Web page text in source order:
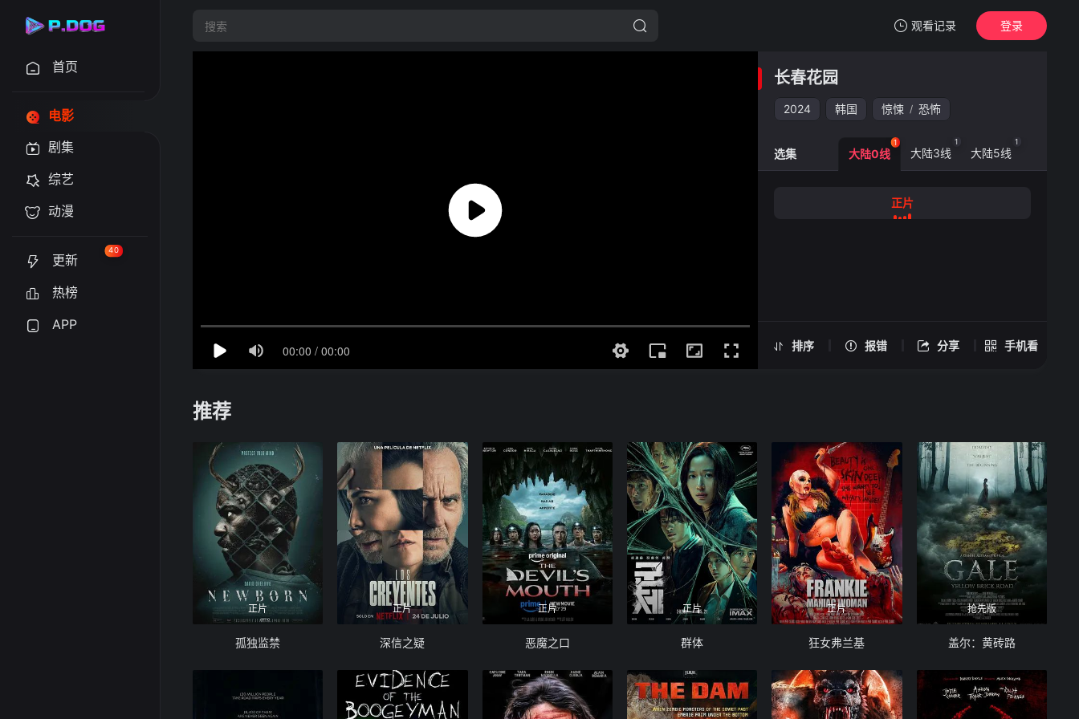
观看记录
我的观影记录
正片
长春花园
登录
首页
电影
剧集
综艺
动漫
更新
40
热榜
APP
长春花园
2024 韩国 惊悚 / 恐怖
排序 报错 分享 手机看
长春花园 -正片
手机扫一扫继续看
选集 大陆0线
1
大陆3线
1
大陆5线
1
正片
推荐
正片
孤独监禁
正片
深信之疑
正片
恶魔之口
正片
群体
正片
狂女弗兰基
抢先版
盖尔：黄砖路